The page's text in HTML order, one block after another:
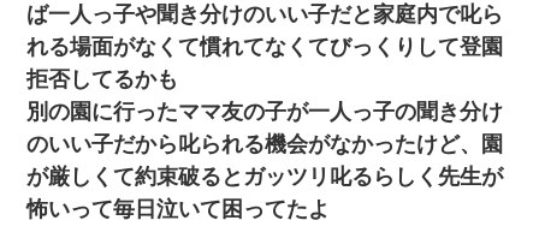
ば一人っ子や聞き分けのいい子だと家庭内で叱ら
れる場面がなくて慣れてなくてびっくりして登園
拒否してるかも
別の園に行ったママ友の子が一人っ子の聞き分け
のいい子だから叱られる機会がなかったけど、園
が厳しくて約束破るとガッツリ叱るらしく先生が
怖いって毎日泣いて困ってたよ